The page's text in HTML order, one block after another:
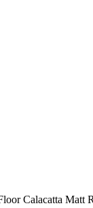
Calacatta Matt